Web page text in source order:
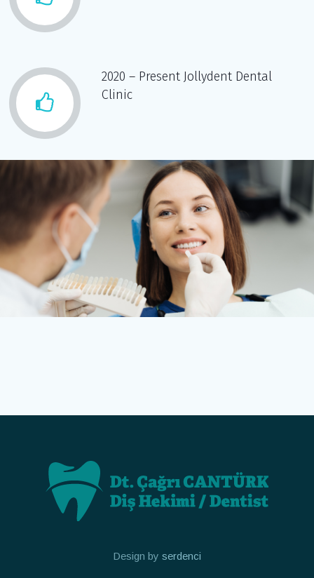
2020 – Present Jollydent Dental
Clinic
Design by serdenci